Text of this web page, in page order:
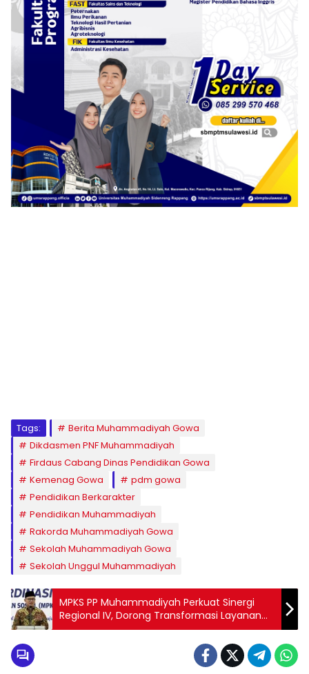
Tags:
Berita Muhammadiyah Gowa
Dikdasmen PNF Muhammadiyah
Firdaus Cabang Dinas Pendidikan Gowa
Kemenag Gowa
pdm gowa
Pendidikan Berkarakter
Pendidikan Muhammadiyah
Rakorda Muhammadiyah Gowa
Sekolah Muhammadiyah Gowa
Sekolah Unggul Muhammadiyah
MPKS PP Muhammadiyah Perkuat Sinergi
Regional IV, Dorong Transformasi Layanan
Kesejahteraan Sosial Berbasis Keluarga